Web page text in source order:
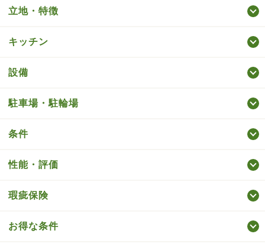
立地・特徴
キッチン
設備
駐車場・駐輪場
条件
性能・評価
瑕疵保険
お得な条件